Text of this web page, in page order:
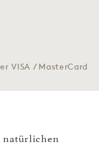
VISA / MasterCard
natürlichen